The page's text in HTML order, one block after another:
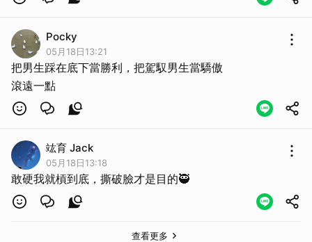
Pocky
05月18日13:21
把男生踩在底下當勝利，把駕馭男生當驕傲
滾遠一點
竑育 Jack
05月18日13:18
敢硬我就槓到底，撕破臉才是目的🥷
查看更多
取消